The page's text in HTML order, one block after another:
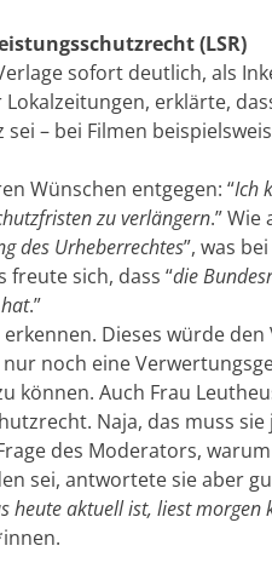
(LSR)
sofort deutlich, als
erklärte,
– bei Filmen
Wünschen entgegen: “Ich
zu verlängern.”
des Urheberrechtes”, was
sich, dass “die
.”
Dieses würde den
noch eine
können. Auch Frau
Naja, das muss sie
des Moderators,
sei, antwortete sie aber
heute aktuell ist, liest morgen